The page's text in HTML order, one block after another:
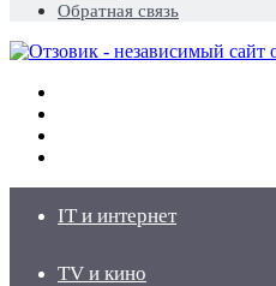
Обратная связь
IT и интернет
TV и кино